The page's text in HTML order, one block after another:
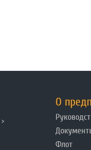
О
Флот